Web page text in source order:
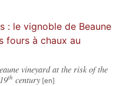
: le vignoble de Beaune
fours à chaux au
vineyard at the risk of the
th century